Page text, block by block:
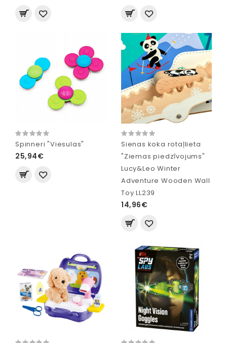
Spinneri "Viesulas"
25,94€
Sienas koka rotaļlieta
"Ziemas piedzīvojums"
Lucy&Leo Winter
Adventure Wooden Wall
Toy LL239
14,96€